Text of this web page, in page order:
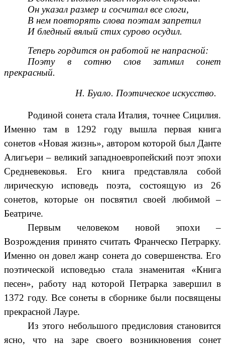
Он указал размер и сосчитал все слоги,
В нем повторять слова поэтам запретил
И бледный вялый стих сурово осудил.
Теперь гордится он работой не напрасной:
Поэту в сотню слов затмил сонет
прекрасный.
Н. Буало. Поэтическое искусство.
Родиной сонета стала Италия, точнее Сицилия.
Именно там в 1292 году вышла первая книга
сонетов «Новая жизнь», автором которой был Данте
Алигьери – великий западноевропейский поэт эпохи
Средневековья. Его книга представляла собой
лирическую исповедь поэта, состоящую из 26
сонетов, которые он посвятил своей любимой –
Беатриче.
Первым человеком новой эпохи –
Возрождения принято считать Франческо Петрарку.
Именно он довел жанр сонета до совершенства. Его
поэтической исповедью стала знаменитая «Книга
песен», работу над которой Петрарка завершил в
1372 году. Все сонеты в сборнике были посвящены
прекрасной Лауре.
Из этого небольшого предисловия становится
ясно, что на заре своего возникновения сонет